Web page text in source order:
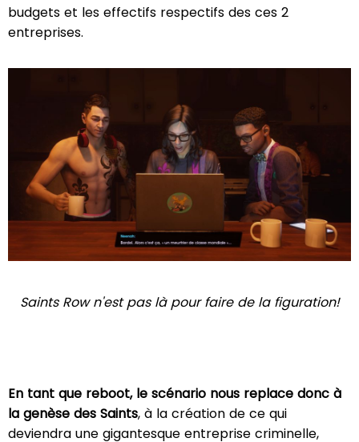
budgets et les effectifs respectifs des ces 2
entreprises.
Saints Row n'est pas là pour faire de la figuration!
En tant que reboot, le scénario nous replace donc à
la genèse des Saints, à la création de ce qui
deviendra une gigantesque entreprise criminelle,